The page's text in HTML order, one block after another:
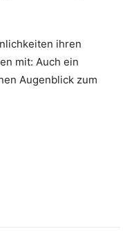
ihren
mit: Auch ein
Augenblick zum